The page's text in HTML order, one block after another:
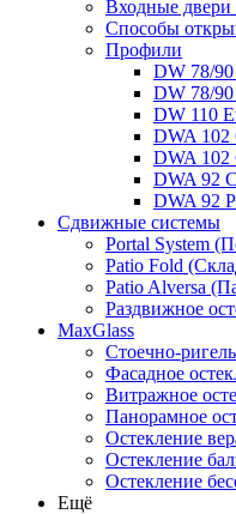
Входные двери
Способы
Профили
DW 78/
DW 78/90
DW 110
DWA 102
DWA 102
DWA 92
DWA 92
Сдвижные системы
Portal System
Patio Fold
Patio Alversa
Раздвижное
MaxGlass
Стоечно-
Фасадное
Витражное
Панорамное
Остекление
Остекление
Остекление
Ещё